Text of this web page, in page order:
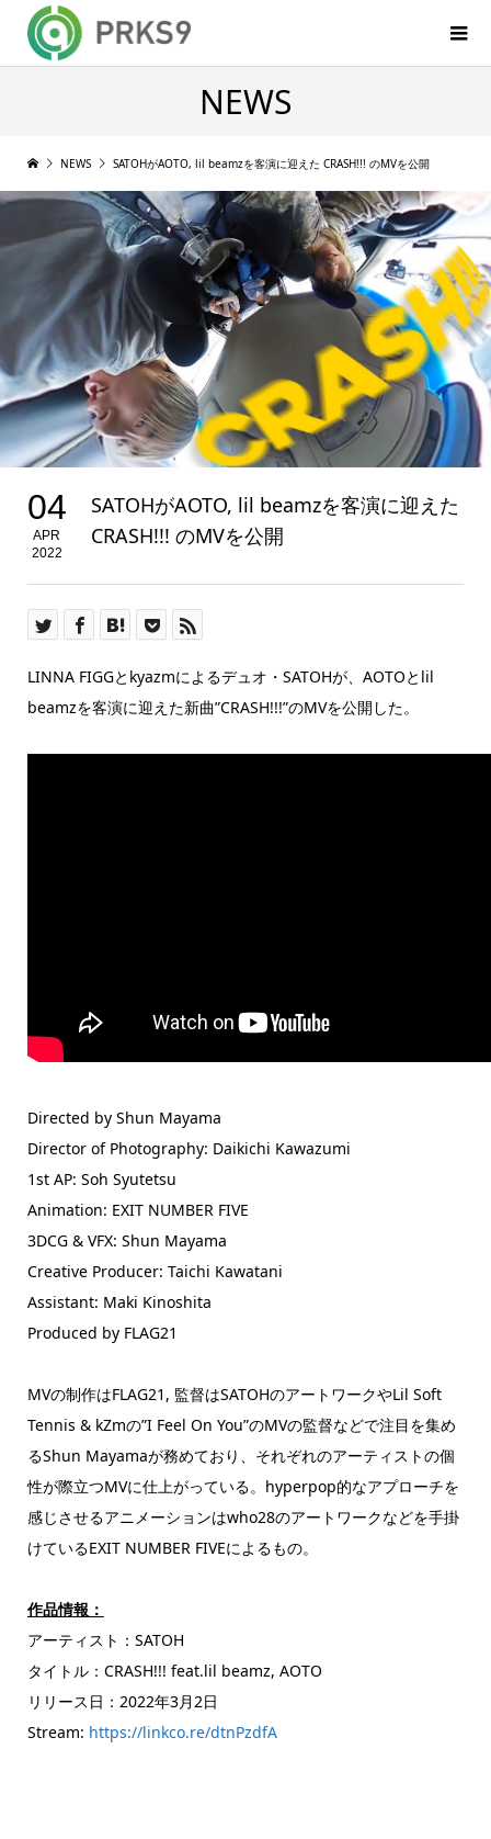
NEWS
NEWS SATOHがAOTO, lil beamzを客演に迎えた CRASH!!! のMVを公開
04
APR
2022
SATOHがAOTO, lil beamzを客演に迎えた
CRASH!!! のMVを公開
LINNA FIGGとkyazmによるデュオ・SATOHが、AOTOとlil
beamzを客演に迎えた新曲”CRASH!!!”のMVを公開した。
Directed by Shun Mayama
Director of Photography: Daikichi Kawazumi
1st AP: Soh Syutetsu
Animation: EXIT NUMBER FIVE
3DCG & VFX: Shun Mayama
Creative Producer: Taichi Kawatani
Assistant: Maki Kinoshita
Produced by FLAG21
MVの制作はFLAG21, 監督はSATOHのアートワークやLil Soft
Tennis & kZmの”I Feel On You”のMVの監督などで注目を集め
るShun Mayamaが務めており、それぞれのアーティストの個
性が際立つMVに仕上がっている。hyperpop的なアプローチを
感じさせるアニメーションはwho28のアートワークなどを手掛
けているEXIT NUMBER FIVEによるもの。
作品情報：
アーティスト：SATOH
タイトル：CRASH!!! feat.lil beamz, AOTO
リリース日：2022年3月2日
Stream: https://linkco.re/dtnPzdfA